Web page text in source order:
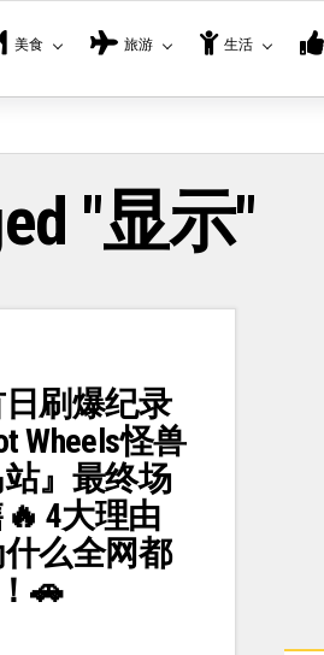
美食 旅游 生活
"显示"
日刷爆纪录
Wheels怪兽
』最终场
4大理由
么全网都
🚗